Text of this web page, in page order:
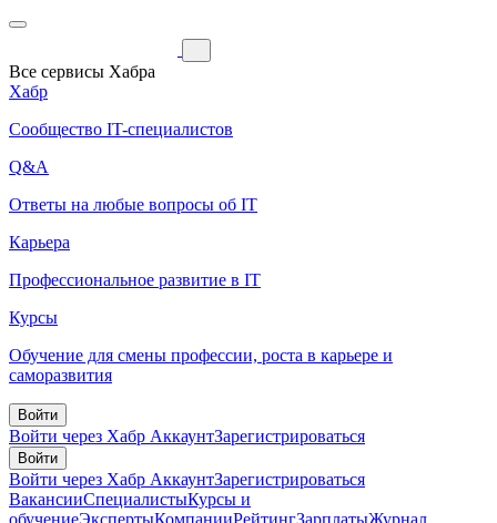
Все сервисы Хабра
Хабр
Сообщество IT-специалистов
Q&A
Ответы на любые вопросы об IT
Карьера
Профессиональное развитие в IT
Курсы
Обучение для смены профессии, роста в карьере и
саморазвития
Войти
Войти через Хабр АккаунтЗарегистрироваться
Войти
Войти через Хабр АккаунтЗарегистрироваться
ВакансииСпециалистыКурсы и
обучениеЭкспертыКомпанииРейтингЗарплатыЖурнал